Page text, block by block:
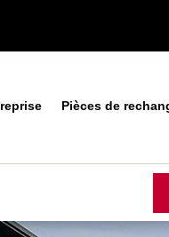
Pièces de